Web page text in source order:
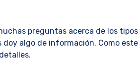
preguntas acerca de los
doy algo de información. Como